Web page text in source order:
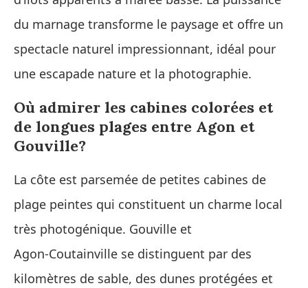
du marnage transforme le paysage et offre un
spectacle naturel impressionnant, idéal pour
une escapade nature et la photographie.
Où admirer les cabines colorées et
de longues plages entre Agon et
Gouville?
La côte est parsemée de petites cabines de
plage peintes qui constituent un charme local
très photogénique. Gouville et
Agon‑Coutainville se distinguent par des
kilomètres de sable, des dunes protégées et